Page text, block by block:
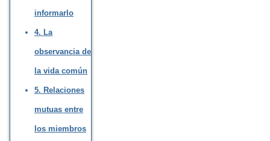
informarlo
4. La
observancia de
la vida común
5. Relaciones
mutuas entre
los miembros